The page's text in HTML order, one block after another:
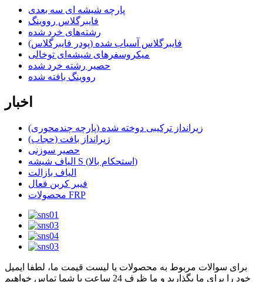
پارچه شیشه ای سه بعدی
فایبرگلاس رووینگ
رشته‌های خرد شده
فایبرگلاس آسیاب شده (پودر فایبرگلاس)
میکروسفرهای شیشه‌ای توخالی
حصیر رشته خرد شده
رووینگ بافته شده
اخبار
زیرانداز ترکیبی دوخته شده (پارچه چندمحوری)
زیرانداز بافت (حجاب)
حصیر سوزنی
الیاف شیشه S (استحکام بالا)
الیاف بازالت
فیبر کربن فعال
محصولات FRP
برای سوالات مربوط به محصولات یا لیست قیمت ما، لطفا ایمیل
خود را برای ما بگذارید و ما ظرف 24 ساعت با شما تماس خواهیم